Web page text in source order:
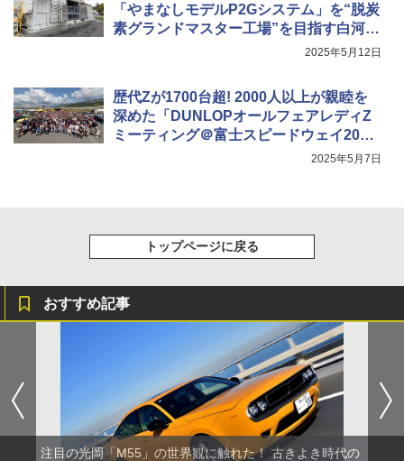
「やまなしモデルP2Gシステム」を“脱炭
素グランドマスター工場”を目指す白河工
2025年5月12日
歴代Zが1700台超! 2000人以上が親睦を
深めた「DUNLOPオールフェアレディZ
ミーティング＠富士スピードウェイ202
2025年5月7日
トップページに戻る
おすすめ記事
注目の光岡「M55」の世界観に触れた！ 古きよき時代の